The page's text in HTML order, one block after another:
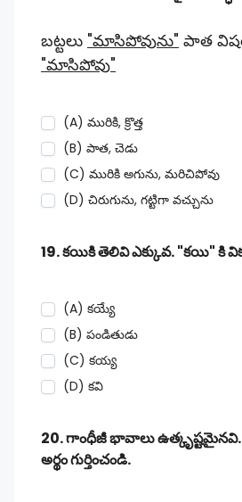
బట్టలు "మాసిపోవును" పాత
"మాసిపోవు"
(A) మురికి, క్రొత్త
(B) పాత, చెడు
(C) మురికి అగును, మరిచిపోవు
(D) చిరుగును, గట్టిగా వచ్చును
19. కయికి తెలివి ఎక్కువ. "కయి" కి
(A) కయ్యే
(B) పండితుడు
(C) కయ్య
(D) కవి
20. గాంధీజీ భావాలు
అర్థం గుర్తించండి.